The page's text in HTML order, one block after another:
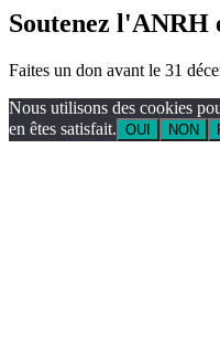
Soutenez l'ANRH
Faites un don avant le 31
Nous utilisons des cookies
en êtes satisfait. OUI NON